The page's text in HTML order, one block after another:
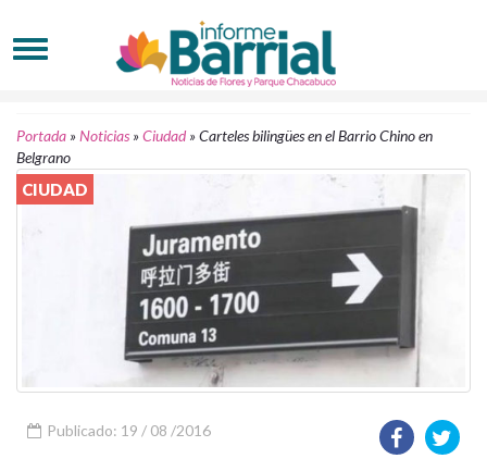
Portada »Noticias »Ciudad»Carteles bilingües en el Barrio Chino en
Belgrano
CIUDAD
Publicado: 19 / 08 /2016